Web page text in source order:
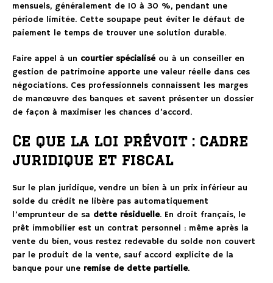
mensuels, généralement de 10 à 30 %, pendant une
période limitée. Cette soupape peut éviter le défaut de
paiement le temps de trouver une solution durable.
Faire appel à un courtier spécialiséou à un conseiller en
gestion de patrimoine apporte une valeur réelle dans ces
négociations. Ces professionnels connaissent les marges
de manœuvre des banques et savent présenter un dossier
de façon à maximiser les chances d’accord.
Ce que la loi prévoit : cadre
juridique et fiscal
Sur le plan juridique, vendre un bien à un prix inférieur au
solde du crédit ne libère pas automatiquement
l’emprunteur de sa dette résiduelle. En droit français, le
prêt immobilier est un contrat personnel : même après la
vente du bien, vous restez redevable du solde non couvert
par le produit de la vente, sauf accord explicite de la
banque pour une remise de dette partielle.